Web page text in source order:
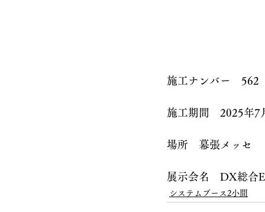
施工ナンバー　562
施工期間　2025年7
場所　幕張メッセ
展示会名　DX総合
システムブース2小間